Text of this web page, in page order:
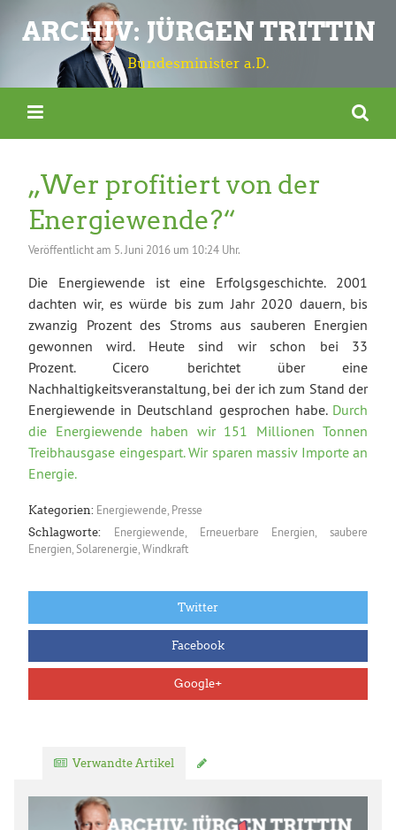
ARCHIV: JÜRGEN TRITTIN
Bundesminister a.D.
„Wer profitiert von der
Energiewende?“
Veröffentlicht am 5. Juni 2016 um 10:24 Uhr.
Die Energiewende ist eine Erfolgsgeschichte. 2001
dachten wir, es würde bis zum Jahr 2020 dauern, bis
zwanzig Prozent des Stroms aus sauberen Energien
gewonnen wird. Heute sind wir schon bei 33
Prozent. Cicero berichtet über eine
Nachhaltigkeitsveranstaltung, bei der ich zum Stand der
Energiewende in Deutschland gesprochen habe. Durch
die Energiewende haben wir 151 Millionen Tonnen
Treibhausgase eingespart. Wir sparen massiv Importe an
Energie.
Kategorien: Energiewende Presse
Schlagworte: Energiewende Erneuerbare Energien
saubere
Energien Solarenergie Windkraft
Twitter
Facebook
Google+
Verwandte Artikel